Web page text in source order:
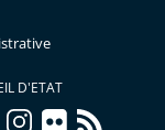
D'ETAT
instagram
flickr rss